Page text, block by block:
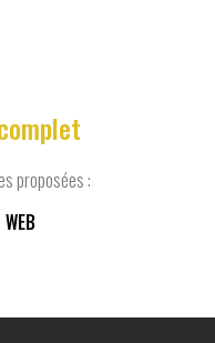
proposées :